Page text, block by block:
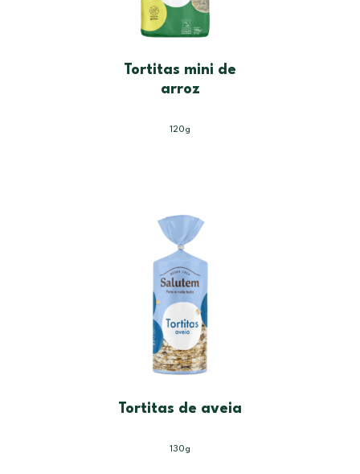
Tortitas mini de
arroz
120g
Tortitas de aveia
130g